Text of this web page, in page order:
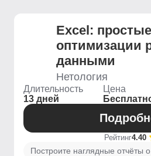
Excel:
оптимизации
данными
Нетология
Длительность
13 дней
Цена
Рейтинг4.40
Построите наглядные отчёты